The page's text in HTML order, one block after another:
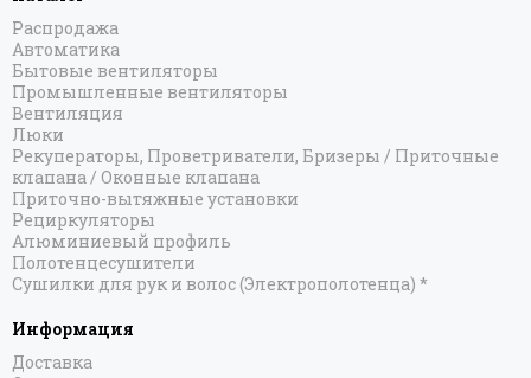
Распродажа
Автоматика
Бытовые вентиляторы
Промышленные вентиляторы
Вентиляция
Люки
Рекуператоры, Проветриватели, Бризеры / Приточные
клапана / Оконные клапана
Приточно-вытяжные установки
Рециркуляторы
Алюминиевый профиль
Полотенцесушители
Сушилки для рук и волос (Электрополотенца) *
Информация
Доставка